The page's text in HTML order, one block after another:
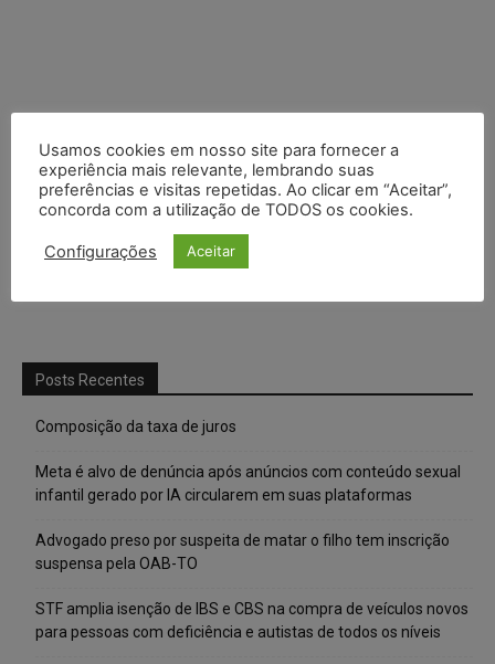
Posts Recentes
Composição da taxa de juros
Meta é alvo de denúncia após anúncios com conteúdo sexual
infantil gerado por IA circularem em suas plataformas
Advogado preso por suspeita de matar o filho tem inscrição
suspensa pela OAB-TO
STF amplia isenção de IBS e CBS na compra de veículos novos
para pessoas com deficiência e autistas de todos os níveis
Usamos cookies em nosso site para fornecer a
experiência mais relevante, lembrando suas
preferências e visitas repetidas. Ao clicar em “Aceitar”,
concorda com a utilização de TODOS os cookies.
Configurações Aceitar